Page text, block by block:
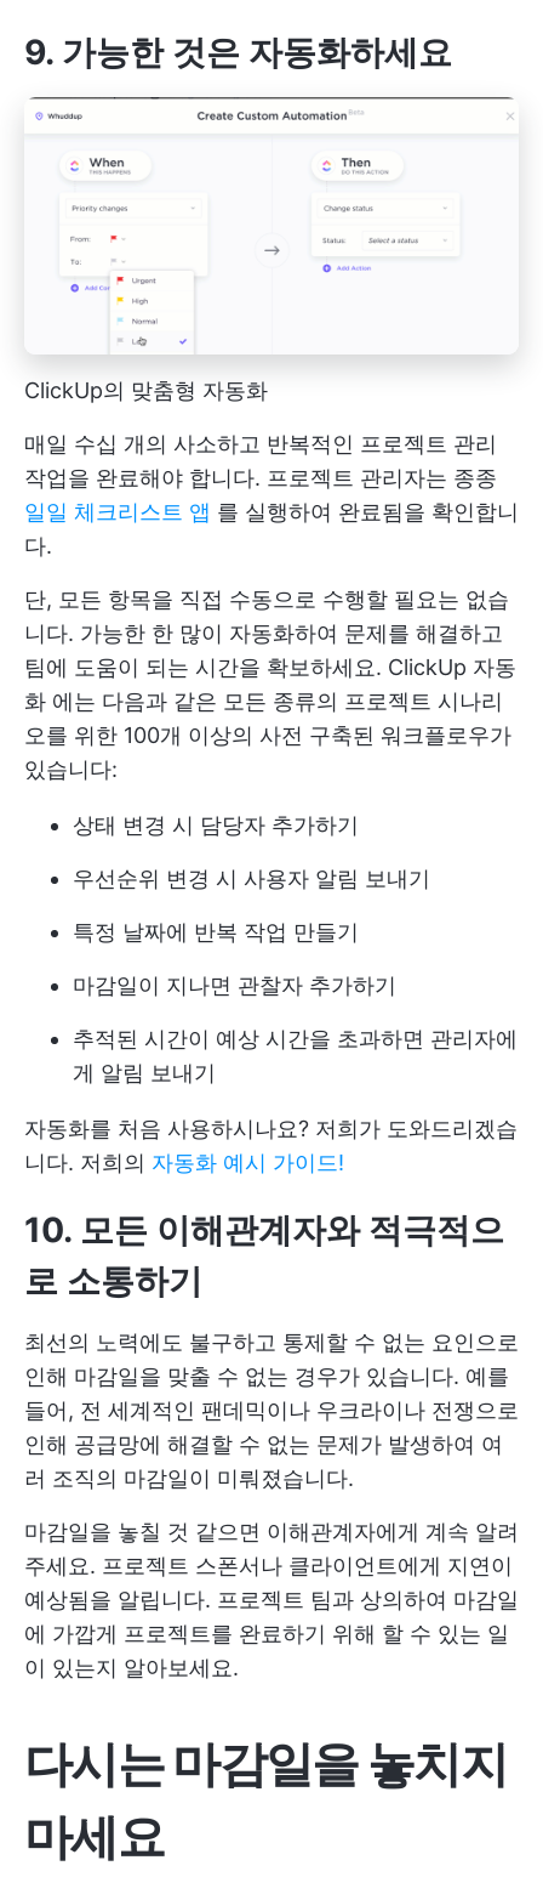
9. 가능한 것은 자동화하세요
ClickUp의 맞춤형 자동화
매일 수십 개의 사소하고 반복적인 프로젝트 관리
작업을 완료해야 합니다. 프로젝트 관리자는 종종
일일 체크리스트 앱 를 실행하여 완료됨을 확인합니
다.
단, 모든 항목을 직접 수동으로 수행할 필요는 없습
니다. 가능한 한 많이 자동화하여 문제를 해결하고
팀에 도움이 되는 시간을 확보하세요. ClickUp 자동
화 에는 다음과 같은 모든 종류의 프로젝트 시나리
오를 위한 100개 이상의 사전 구축된 워크플로우가
있습니다:
상태 변경 시 담당자 추가하기
우선순위 변경 시 사용자 알림 보내기
특정 날짜에 반복 작업 만들기
마감일이 지나면 관찰자 추가하기
추적된 시간이 예상 시간을 초과하면 관리자에
게 알림 보내기
자동화를 처음 사용하시나요? 저희가 도와드리겠습
니다. 저희의 자동화 예시 가이드!
10. 모든 이해관계자와 적극적으
로 소통하기
최선의 노력에도 불구하고 통제할 수 없는 요인으로
인해 마감일을 맞출 수 없는 경우가 있습니다. 예를
들어, 전 세계적인 팬데믹이나 우크라이나 전쟁으로
인해 공급망에 해결할 수 없는 문제가 발생하여 여
러 조직의 마감일이 미뤄졌습니다.
마감일을 놓칠 것 같으면 이해관계자에게 계속 알려
주세요. 프로젝트 스폰서나 클라이언트에게 지연이
예상됨을 알립니다. 프로젝트 팀과 상의하여 마감일
에 가깝게 프로젝트를 완료하기 위해 할 수 있는 일
이 있는지 알아보세요.
다시는 마감일을 놓치지
마세요